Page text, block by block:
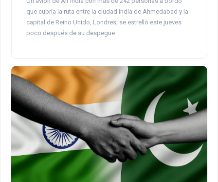
que cubría la ruta entre la ciudad india de Ahmedabad y la
capital de Reino Unido, Londres, se estrelló este jueves
poco después de su despegue